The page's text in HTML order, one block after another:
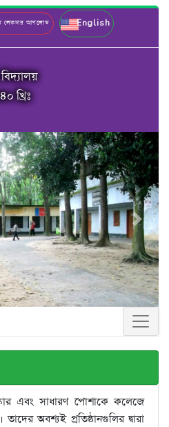
লেকচার আপলোড English
খ্রিঃ
Next
এবং সাধারণ পোশাকে কলেজে
অবশ্যই প্রতিষ্ঠানগুলির দ্বারা